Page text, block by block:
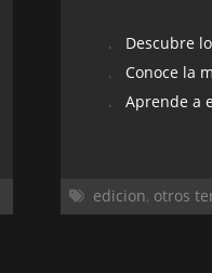
Descubre los
Conoce la
Aprende a
edicion, otros